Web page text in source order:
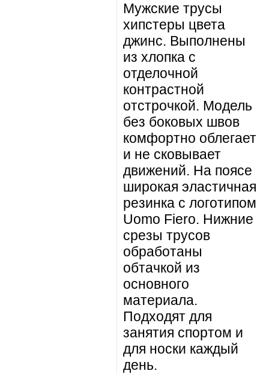
Мужские трусы
хипстеры цвета
джинс. Выполнены
из хлопка с
отделочной
контрастной
отстрочкой. Модель
без боковых швов
комфортно облегает
и не сковывает
движений. На поясе
широкая эластичная
резинка с логотипом
Uomo Fiero. Нижние
срезы трусов
обработаны
обтачкой из
основного
материала.
Подходят для
занятия спортом и
для носки каждый
день.